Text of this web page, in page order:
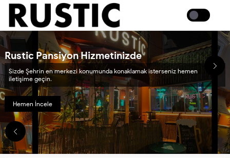
Coffee
Rustic Pansiyon Hizmetinizde
Sizde Şehrin en merkezi konumunda konaklamak isterseniz hemen
iletişime geçin.
Hemen İncele